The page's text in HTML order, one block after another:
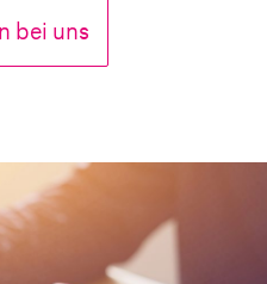
bei uns